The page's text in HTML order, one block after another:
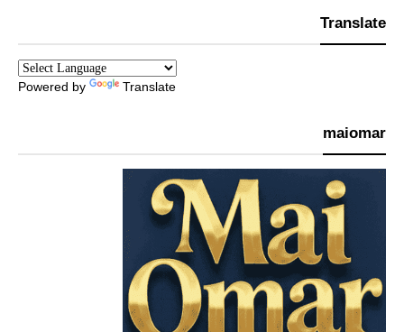
Translate
Powered by Translate
maiomar